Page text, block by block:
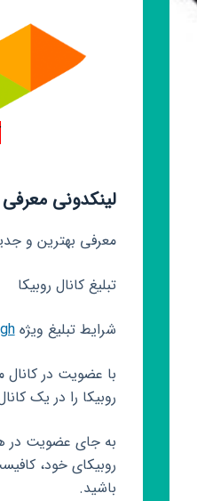
لینکدونی معرفی
معرفی بهترین و
تبلیغ کانال روبیکا
شرایط تبلیغ ویژه
با عضویت در
روبیکا را در یک
به جای عضویت در
روبیکای خود،
باشید.